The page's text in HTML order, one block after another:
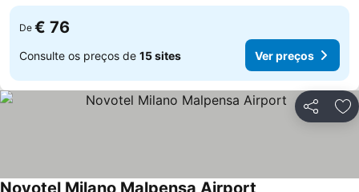
De € 76
Consulte os preços de 15 sites Ver preços
Partilhar
Novotel Milano Malpensa Airport